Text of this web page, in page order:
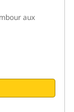
aux